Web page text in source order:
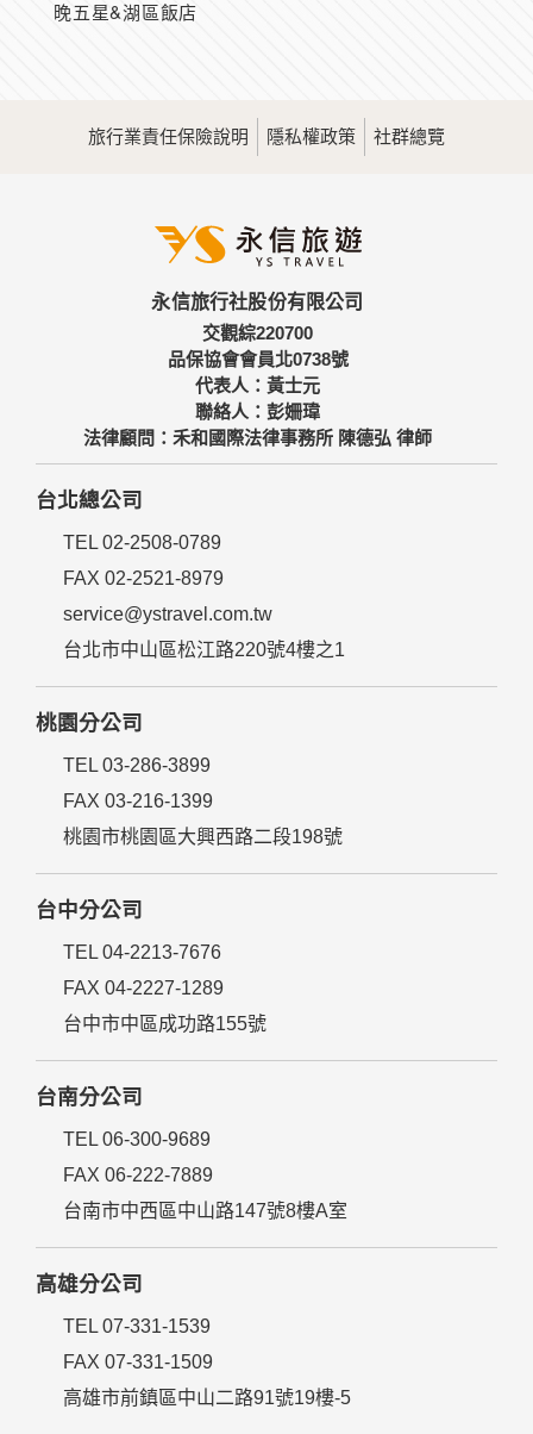
晚五星&湖區飯店
旅行業責任保險說明 隱私權政策 社群總覽
永信旅行社股份有限公司
交觀綜220700
品保協會會員北0738號
代表人：黃士元
聯絡人：彭姍瑋
法律顧問：禾和國際法律事務所 陳德弘 律師
台北總公司
TEL 02-2508-0789
FAX 02-2521-8979
service@ystravel.com.tw
台北市中山區松江路220號4樓之1
桃園分公司
TEL 03-286-3899
FAX 03-216-1399
桃園市桃園區大興西路二段198號
台中分公司
TEL 04-2213-7676
FAX 04-2227-1289
台中市中區成功路155號
台南分公司
TEL 06-300-9689
FAX 06-222-7889
台南市中西區中山路147號8樓A室
高雄分公司
TEL 07-331-1539
FAX 07-331-1509
高雄市前鎮區中山二路91號19樓-5